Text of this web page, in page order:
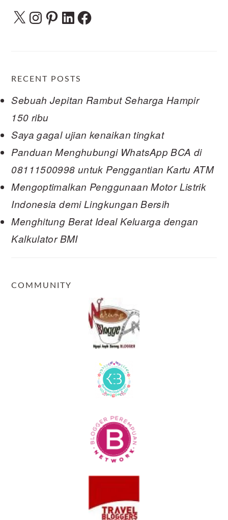
X Instagram
Pinterest
LinkedInFacebook
RECENT POSTS
Sebuah Jepitan Rambut Seharga Hampir
150 ribu
Saya gagal ujian kenaikan tingkat
Panduan Menghubungi WhatsApp BCA di
08111500998 untuk Penggantian Kartu ATM
Mengoptimalkan Penggunaan Motor Listrik
Indonesia demi Lingkungan Bersih
Menghitung Berat Ideal Keluarga dengan
Kalkulator BMI
COMMUNITY